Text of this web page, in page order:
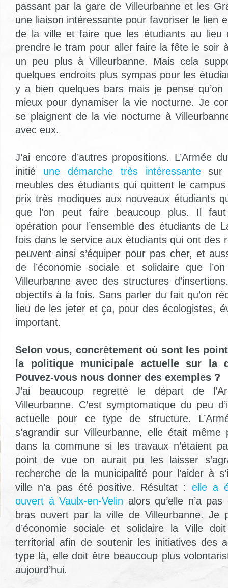
passant par la gare de Villeurbanne et les
une liaison intéressante pour favoriser le lien
de la ville et faire que les étudiants au lieu
prendre le tram pour aller faire la fête le soir
un peu plus à Villeurbanne. Mais cela
quelques endroits plus sympas pour les
y a bien quelques bars mais je pense qu’on
mieux pour dynamiser la vie nocturne. Je
se plaignent de la vie nocturne à
avec eux.
J’ai encore d’autres propositions. L’Armée
initié une démarche très intéressantesur
meubles des étudiants qui quittent le
prix très modiques aux nouveaux étudiants
que l’on peut faire beaucoup plus. Il
opération pour l’ensemble des étudiants de
fois dans le service aux étudiants qui ont des
peuvent ainsi s’équiper pour pas cher, et
de l’économie sociale et solidaire que
Villeurbanne avec des structures
objectifs à la fois. Sans parler du fait qu’on
lieu de les jeter et ça, pour des écologistes,
important.
Selon vous, concrètement où sont les
la politique municipale actuelle sur la
Pouvez-vous nous donner des exemples ?
J’ai beaucoup regretté le départ de
Villeurbanne. C’est symptomatique du peu
actuelle pour ce type de structure.
s’agrandir sur Villeurbanne, elle était
dans la commune si les travaux n’étaient
point de vue on aurait pu les laisser
recherche de la municipalité pour l’aider à
ville n’a pas été positive. Résultat : elle a
ouvert à Vaulx-en-Velin alors qu’elle n’a
bras ouvert par la ville de Villeurbanne. Je
d’économie sociale et solidaire la Ville
territorial afin de soutenir les initiatives des
type là, elle doit être beaucoup plus
aujourd’hui.